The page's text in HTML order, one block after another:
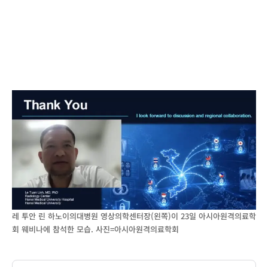
레 투안 린 하노이의대병원 영상의학센터장(왼쪽)이 23일 아시아원격의료학
회 웨비나에 참석한 모습. 사진=아시아원격의료학회